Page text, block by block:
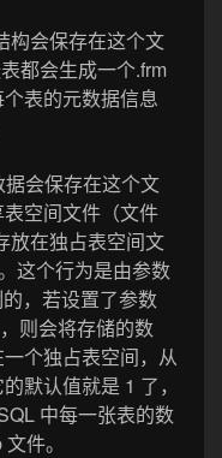
构会保存在这个文
都会生成一个.frm
表的元数据信息
会保存在这个文
空间文件（文件
放在独占表空间文
这个行为是由参数
，若设置了参数
则会将存储的数
个独占表空间，从
默认值就是 1 了，
中每一张表的数
件。